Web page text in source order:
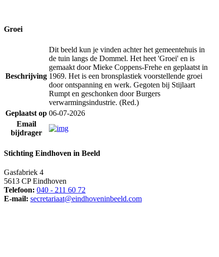
Groei
Beschrijving
Dit beeld kun je vinden achter het gemeentehuis in
de tuin langs de Dommel. Het heet 'Groei' en is
gemaakt door Mieke Coppens-Frehe en geplaatst in
1969. Het is een bronsplastiek voorstellende groei
door ontspanning en werk. Gegoten bij Stijlaart
Rumpt en geschonken door Burgers
verwarmingsindustrie. (Red.)
Geplaatst op 06-07-2026
Email
bijdrager
Stichting Eindhoven in Beeld
Gasfabriek 4
5613 CP Eindhoven
Telefoon: 040 - 211 60 72
E-mail: secretariaat@eindhoveninbeeld.com